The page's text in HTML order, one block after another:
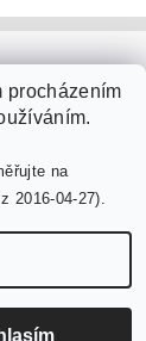
procházením
na
2016-04-27).